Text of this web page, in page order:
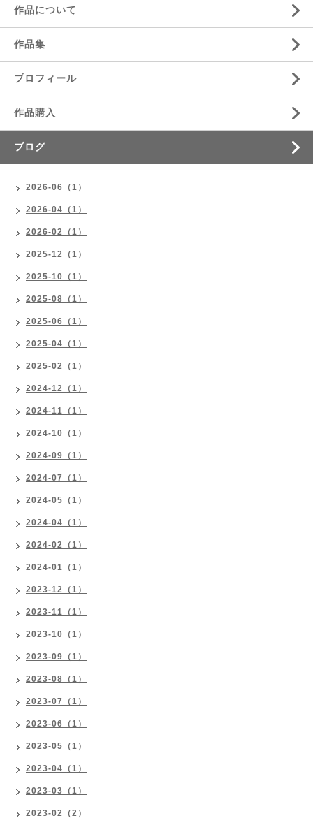
作品について
作品集
プロフィール
作品購入
ブログ
2026-06（1）
2026-04（1）
2026-02（1）
2025-12（1）
2025-10（1）
2025-08（1）
2025-06（1）
2025-04（1）
2025-02（1）
2024-12（1）
2024-11（1）
2024-10（1）
2024-09（1）
2024-07（1）
2024-05（1）
2024-04（1）
2024-02（1）
2024-01（1）
2023-12（1）
2023-11（1）
2023-10（1）
2023-09（1）
2023-08（1）
2023-07（1）
2023-06（1）
2023-05（1）
2023-04（1）
2023-03（1）
2023-02（2）